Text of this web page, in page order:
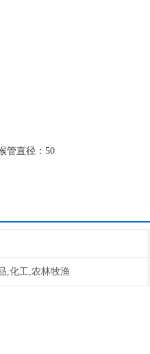
管直径：50
,化工,农林牧渔